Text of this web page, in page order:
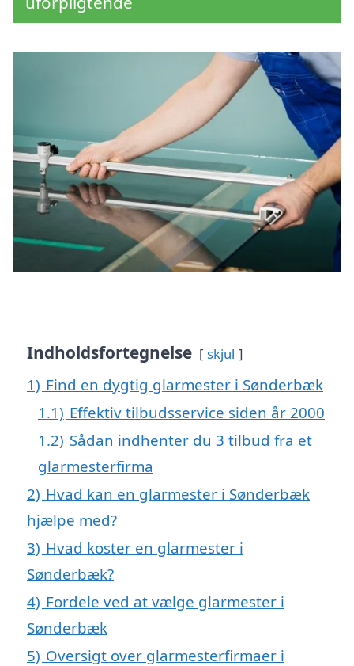
Indholdsfortegnelse skjul
1) Find en dygtig glarmester i Sønderbæk
1.1) Effektiv tilbudsservice siden år 2000
1.2) Sådan indhenter du 3 tilbud fra et
glarmesterfirma
2) Hvad kan en glarmester i Sønderbæk
hjælpe med?
3) Hvad koster en glarmester i
Sønderbæk?
4) Fordele ved at vælge glarmester i
Sønderbæk
5) Oversigt over glarmesterfirmaer i